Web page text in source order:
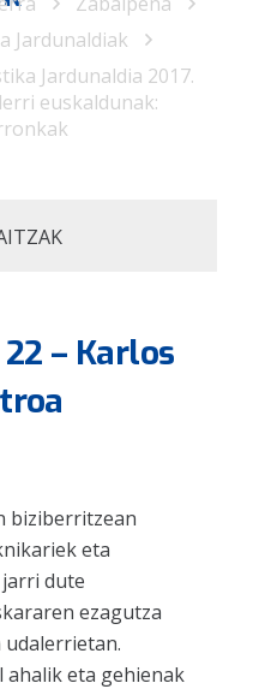
Jardunaldiak
Jardunaldia 2017.
euskaldunak:
– Karlos
biziberritzean
eta
dute
ezagutza
eta gehienak